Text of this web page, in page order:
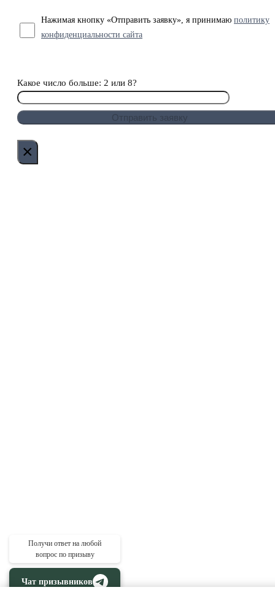
Нажимая кнопку «Отправить заявку», я принимаю политику
конфиденциальности сайта
Какое число больше: 2 или 8?
×
Получи ответ на любой
вопрос по призыву
Чат призывников